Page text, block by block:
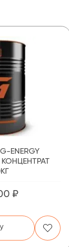
ENERGY
КОНЦЕНТРАТ
₽